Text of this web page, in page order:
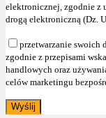
elektronicznej, zgodnie z
drogą elektroniczną (Dz.
przetwarzanie swoich
zgodnie z przepisami
handlowych oraz
celów marketingu